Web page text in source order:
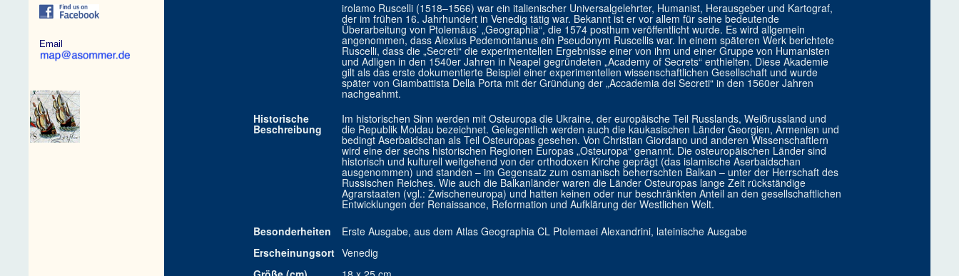
Email
irolamo Ruscelli (1518–1566) war ein italienischer Universalgelehrter, Humanist, Herausgeber und Kartograf,
der im frühen 16. Jahrhundert in Venedig tätig war. Bekannt ist er vor allem für seine bedeutende
Überarbeitung von Ptolemäus’ „Geographia“, die 1574 posthum veröffentlicht wurde. Es wird allgemein
angenommen, dass Alexius Pedemontanus ein Pseudonym Ruscellis war. In einem späteren Werk berichtete
Ruscelli, dass die „Secreti“ die experimentellen Ergebnisse einer von ihm und einer Gruppe von Humanisten
und Adligen in den 1540er Jahren in Neapel gegründeten „Academy of Secrets“ enthielten. Diese Akademie
gilt als das erste dokumentierte Beispiel einer experimentellen wissenschaftlichen Gesellschaft und wurde
später von Giambattista Della Porta mit der Gründung der „Accademia dei Secreti“ in den 1560er Jahren
nachgeahmt.
Historische
Beschreibung
Im historischen Sinn werden mit Osteuropa die Ukraine, der europäische Teil Russlands, Weißrussland und
die Republik Moldau bezeichnet. Gelegentlich werden auch die kaukasischen Länder Georgien, Armenien und
bedingt Aserbaidschan als Teil Osteuropas gesehen. Von Christian Giordano und anderen Wissenschaftlern
wird eine der sechs historischen Regionen Europas „Osteuropa“ genannt. Die osteuropäischen Länder sind
historisch und kulturell weitgehend von der orthodoxen Kirche geprägt (das islamische Aserbaidschan
ausgenommen) und standen – im Gegensatz zum osmanisch beherrschten Balkan – unter der Herrschaft des
Russischen Reiches. Wie auch die Balkanländer waren die Länder Osteuropas lange Zeit rückständige
Agrarstaaten (vgl.: Zwischeneuropa) und hatten keinen oder nur beschränkten Anteil an den gesellschaftlichen
Entwicklungen der Renaissance, Reformation und Aufklärung der Westlichen Welt.
Besonderheiten
Erste Ausgabe, aus dem Atlas Geographia CL Ptolemaei Alexandrini, lateinische Ausgabe
Erscheinungsort Venedig